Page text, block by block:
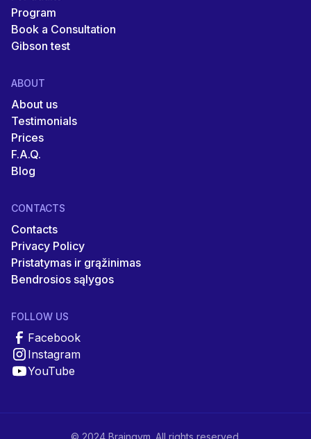
Program
Book a Consultation
Gibson test
ABOUT
About us
Testimonials
Prices
F.A.Q.
Blog
CONTACTS
Contacts
Privacy Policy
Pristatymas ir grąžinimas
Bendrosios sąlygos
FOLLOW US
Facebook
Instagram
YouTube
© 2024 Braingym. All rights reserved.